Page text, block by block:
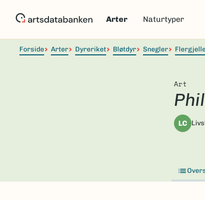
Arter Naturtyper
Forside Arter Dyreriket Bløtdyr Snegler
Art
LC